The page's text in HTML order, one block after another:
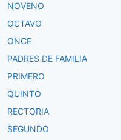
NOVENO
OCTAVO
ONCE
PADRES DE FAMILIA
PRIMERO
QUINTO
RECTORIA
SEGUNDO